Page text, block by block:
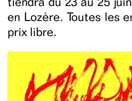
en Lozère. Toutes les
prix libre.